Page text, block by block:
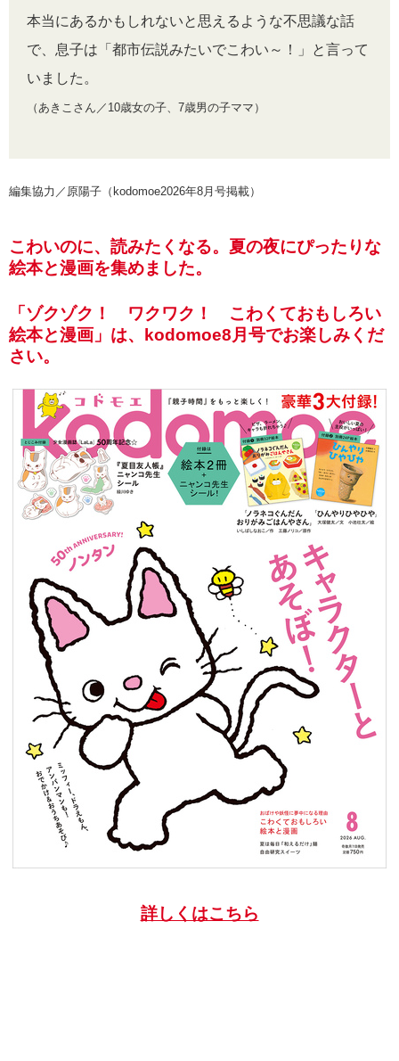
本当にあるかもしれないと思えるような不思議な話
で、息子は「都市伝説みたいでこわい～！」と言って
いました。
（あきこさん／10歳女の子、7歳男の子ママ）
編集協力／原陽子（kodomoe2026年8月号掲載）
こわいのに、読みたくなる。夏の夜にぴったりな
絵本と漫画を集めました。
「ゾクゾク！ ワクワク！ こわくておもしろい
絵本と漫画」は、kodomoe8月号でお楽しみくだ
さい。
詳しくはこちら